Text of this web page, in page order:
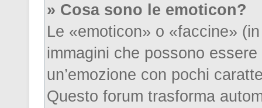
» Cosa sono le emoticon?
Le «emoticon» o «faccine»
immagini che possono
un’emozione con pochi
Questo forum trasforma